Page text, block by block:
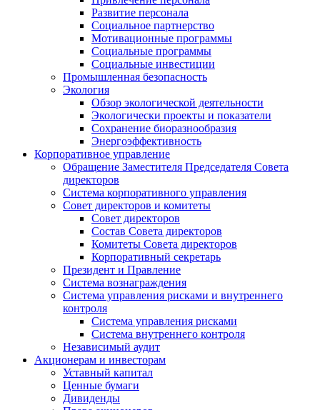
Развитие персонала
Социальное партнерство
Мотивационные программы
Социальные программы
Социальные инвестиции
Промышленная безопасность
Экология
Обзор экологической деятельности
Экологически проекты и показатели
Сохранение биоразнообразия
Энергоэффективность
Корпоративное управление
Обращение Заместителя Председателя Совета
директоров
Система корпоративного управления
Совет директоров и комитеты
Совет директоров
Состав Совета директоров
Комитеты Совета директоров
Корпоративный секретарь
Президент и Правление
Система вознаграждения
Система управления рисками и внутреннего
контроля
Система управления рисками
Система внутреннего контроля
Независимый аудит
Акционерам и инвесторам
Уставный капитал
Ценные бумаги
Дивиденды